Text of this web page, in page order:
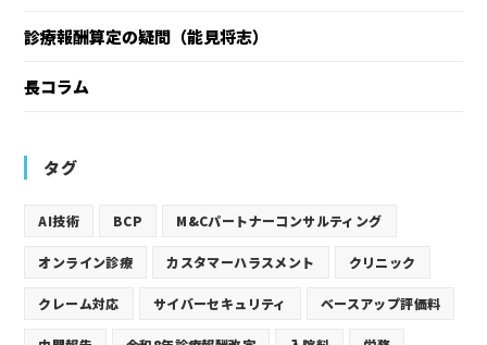
診療報酬算定の疑問（能見将志）
長コラム
タグ
AI技術 BCP M&Cパートナーコンサルティング
オンライン診療 カスタマーハラスメント クリニック
クレーム対応 サイバーセキュリティ ベースアップ評価料